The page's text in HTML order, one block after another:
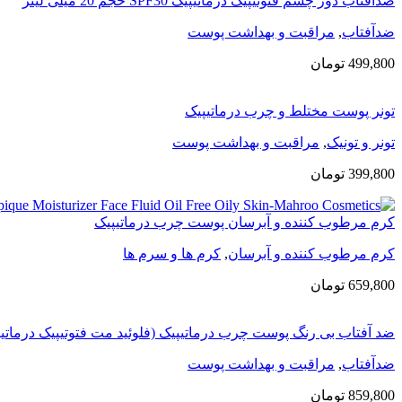
ضدآفتاب, مراقبت و بهداشت پوست
499,800 تومان
تونر پوست مختلط و چرب درماتیپیک
تونر و تونیک, مراقبت و بهداشت پوست
399,800 تومان
کرم مرطوب کننده و آبرسان پوست چرب درماتیپیک
کرم مرطوب کننده و آبرسان, کرم ها و سرم ها
659,800 تومان
ضد آفتاب بی رنگ پوست چرب درماتیپیک (فلوئید مت فتوتیپیک
ضدآفتاب, مراقبت و بهداشت پوست
859,800 تومان